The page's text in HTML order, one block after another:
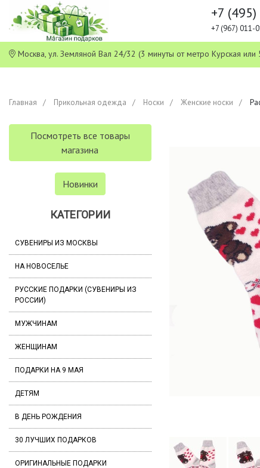
+7
+7 (967) 011-
Москва, ул. Земляной Вал 24/32 (3 минуты от метро Курская
Главная Прикольная одежда Носки Женские носки
Посмотреть все товары
магазина
Новинки
КАТЕГОРИИ
СУВЕНИРЫ ИЗ МОСКВЫ
НА НОВОСЕЛЬЕ
РУССКИЕ ПОДАРКИ (СУВЕНИРЫ ИЗ
РОССИИ)
МУЖЧИНАМ
ЖЕНЩИНАМ
ПОДАРКИ НА 9 МАЯ
ДЕТЯМ
В ДЕНЬ РОЖДЕНИЯ
30 ЛУЧШИХ ПОДАРКОВ
ОРИГИНАЛЬНЫЕ ПОДАРКИ